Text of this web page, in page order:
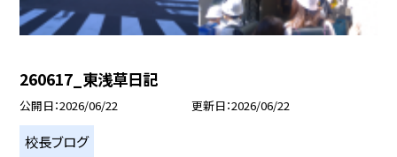
260617_東浅草日記
公開日 2026/06/22 更新日 2026/06/22
校長ブログ